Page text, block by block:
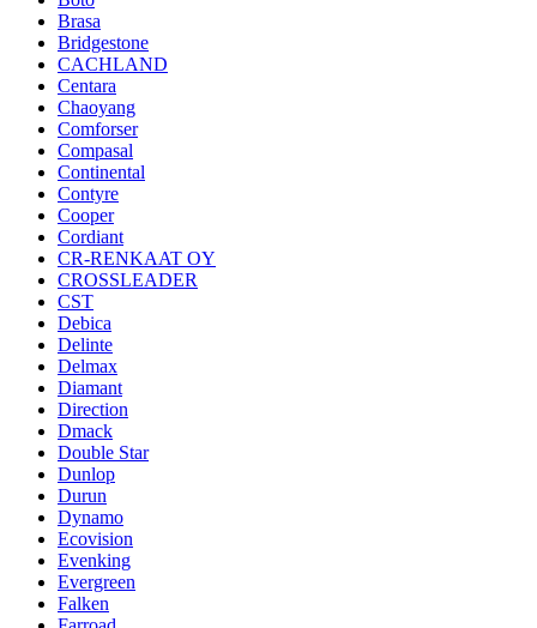
Brasa
Bridgestone
CACHLAND
Centara
Chaoyang
Comforser
Compasal
Continental
Contyre
Cooper
Cordiant
CR-RENKAAT OY
CROSSLEADER
CST
Debica
Delinte
Delmax
Diamant
Direction
Dmack
Double Star
Dunlop
Durun
Dynamo
Ecovision
Evenking
Evergreen
Falken